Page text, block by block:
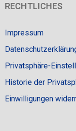
RECHTLICHES
Impressum
Privatsphäre-
Historie der
Einwilligungen